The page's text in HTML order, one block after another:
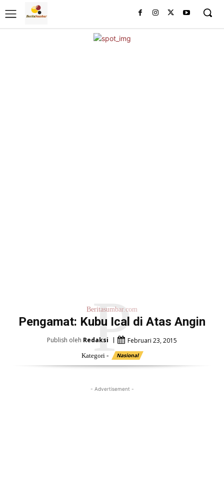
Beritasumbar.com
Pengamat: Kubu Ical di Atas Angin
P
Publish oleh Redaksi Februari 23, 2015
Kategori - Nasional
- Advertisement -